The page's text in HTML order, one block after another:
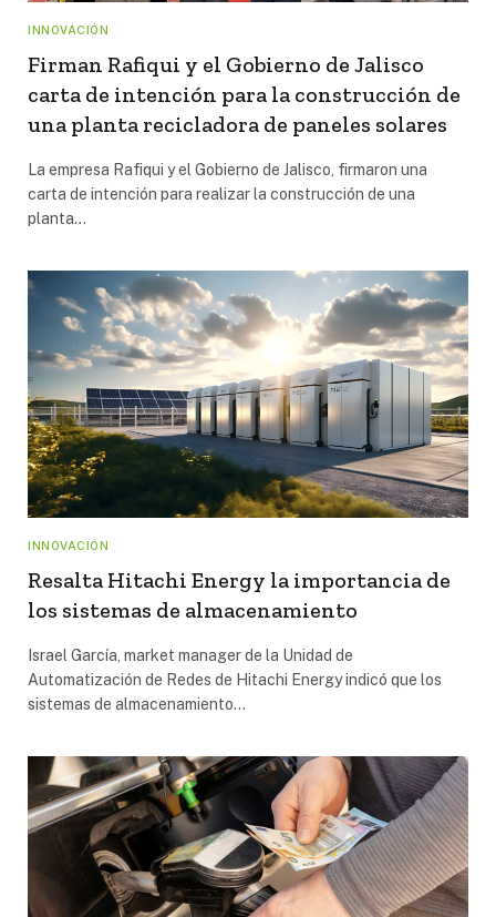
INNOVACIÓN
Firman Rafiqui y el Gobierno de Jalisco
carta de intención para la construcción de
una planta recicladora de paneles solares
La empresa Rafiqui y el Gobierno de Jalisco, firmaron una
carta de intención para realizar la construcción de una
planta…
INNOVACIÓN
Resalta Hitachi Energy la importancia de
los sistemas de almacenamiento
Israel García, market manager de la Unidad de
Automatización de Redes de Hitachi Energy indicó que los
sistemas de almacenamiento…